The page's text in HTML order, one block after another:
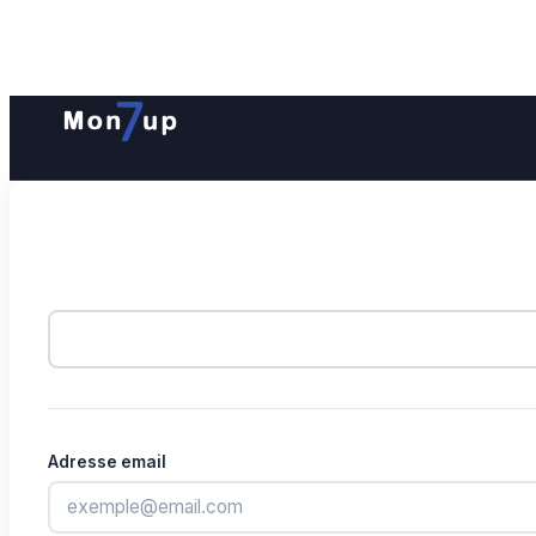
Adresse email